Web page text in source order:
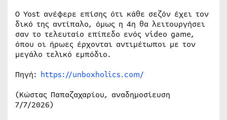
Ο Yost ανέφερε επίσης ότι κάθε σεζόν έχει τον
δικό της αντίπαλο, όμως η 4η θα λειτουργήσει
σαν το τελευταίο επίπεδο ενός video game,
όπου οι ήρωες έρχονται αντιμέτωποι με τον
μεγάλο τελικό εμπόδιο.
Πηγή: https://unboxholics.com/
(Κώστας Παπαζαχαρίου, αναδημοσίευση
7/7/2026)